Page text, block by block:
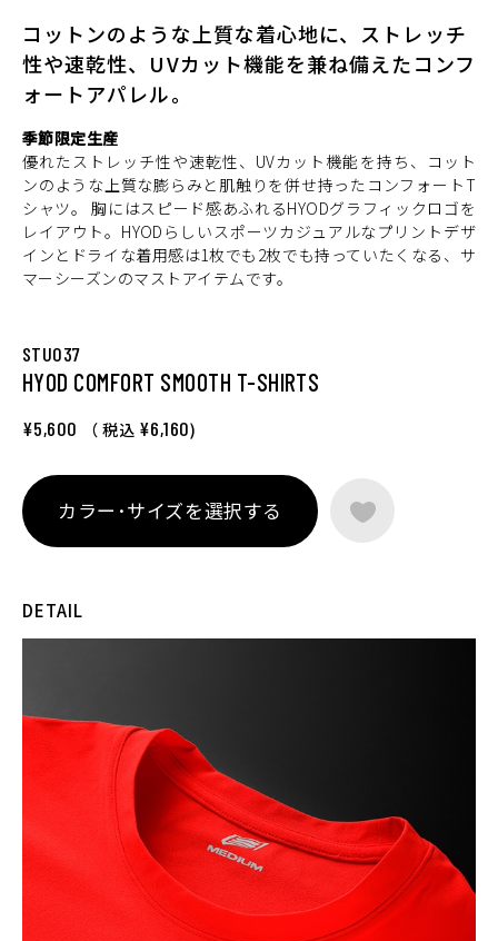
コットンのような上質な着心地に、ストレッチ
性や速乾性、UVカット機能を兼ね備えたコンフ
ォートアパレル。
季節限定生産
優れたストレッチ性や速乾性、UVカット機能を持ち、コット
ンのような上質な膨らみと肌触りを併せ持ったコンフォートT
シャツ。 胸にはスピード感あふれるHYODグラフィックロゴを
レイアウト。HYODらしいスポーツカジュアルなプリントデザ
インとドライな着用感は1枚でも2枚でも持っていたくなる、サ
マーシーズンのマストアイテムです。
STU037
HYOD COMFORT SMOOTH T-SHIRTS
¥5,600 （ 税込 ¥6,160)
カラー･サイズを選択する
DETAIL